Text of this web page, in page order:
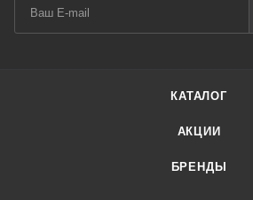
КАТАЛОГ
АКЦИИ
БРЕНДЫ